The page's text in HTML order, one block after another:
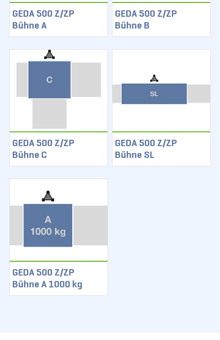
GEDA 500 Z/ZP
Bühne A
GEDA 500 Z/ZP
Bühne B
GEDA 500 Z/ZP
Bühne C
GEDA 500 Z/ZP
Bühne SL
GEDA 500 Z/ZP
Bühne A 1000 kg